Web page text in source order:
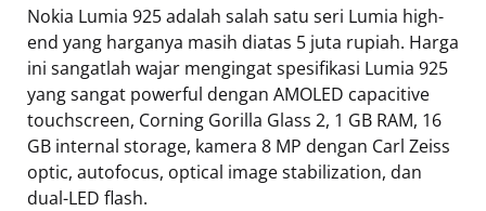
Nokia Lumia 925 adalah salah satu seri Lumia high-
end yang harganya masih diatas 5 juta rupiah. Harga
ini sangatlah wajar mengingat spesifikasi Lumia 925
yang sangat powerful dengan AMOLED capacitive
touchscreen, Corning Gorilla Glass 2, 1 GB RAM, 16
GB internal storage, kamera 8 MP dengan Carl Zeiss
optic, autofocus, optical image stabilization, dan
dual-LED flash.